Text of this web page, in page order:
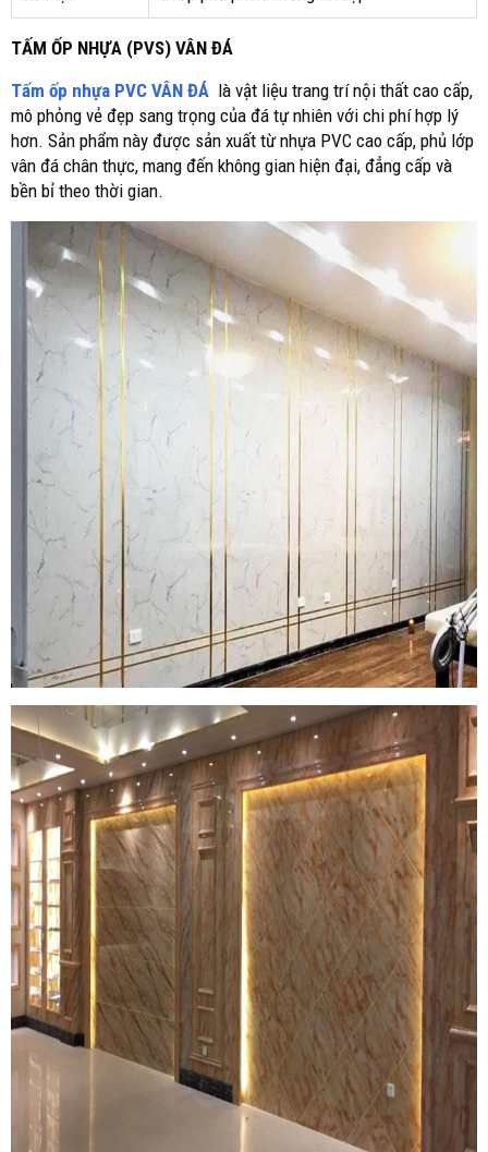
TẤM ỐP NHỰA (PVS) VÂN ĐÁ
Tấm ốp nhựa PVC VÂN ĐÁ là vật liệu trang trí nội thất cao cấp,
mô phỏng vẻ đẹp sang trọng của đá tự nhiên với chi phí hợp lý
hơn. Sản phẩm này được sản xuất từ nhựa PVC cao cấp, phủ lớp
vân đá chân thực, mang đến không gian hiện đại, đẳng cấp và
bền bỉ theo thời gian.